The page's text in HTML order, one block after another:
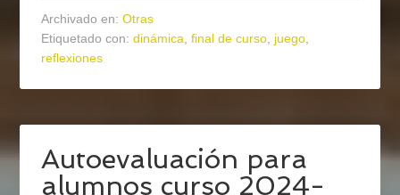
Archivado en:Otras
Etiquetado con:dinámica,final de curso, juego,
reflexiones
Autoevaluación para
alumnos curso 2024-